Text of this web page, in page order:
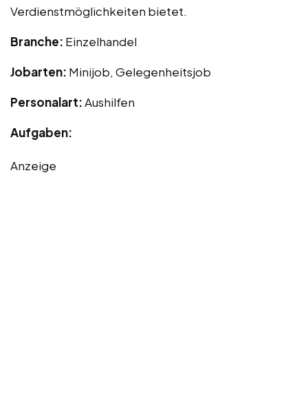
Verdienstmöglichkeiten bietet.
Branche: Einzelhandel
Jobarten: Minijob, Gelegenheitsjob
Personalart:Aushilfen
Aufgaben:
Anzeige